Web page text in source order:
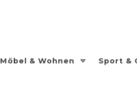
Möbel & Wohnen Sport &